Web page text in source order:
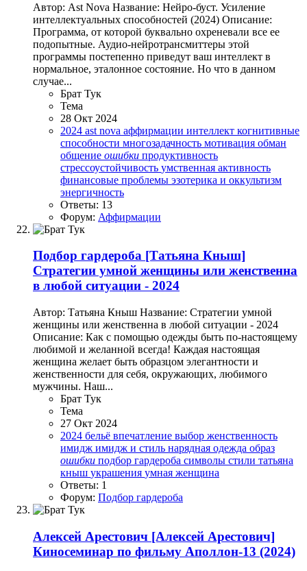
Автор: Ast Nova Название: Нейро-буст. Усиление
интеллектуальных способностей (2024) Описание:
Программа, от которой буквально охреневали все ее
подопытные. Аудио-нейротрансмиттеры этой
программы постепенно приведут ваш интеллект в
нормальное, эталонное состояние. Но что в данном
случае...
Брат Тук
Тема
28 Окт 2024
2024 ast nova аффирмации интеллект когнитивные
способности многозадачность мотивация обман
общение ошибки продуктивность
стрессоустойчивость умственная активность
финансовые проблемы эзотерика и оккультизм
энергичность
Ответы: 13
Форум: Аффирмации
Подбор гардероба [Татьяна Кныш]
Стратегии умной женщины или женственна
в любой ситуации - 2024
Автор: Татьяна Кныш Название: Стратегии умной
женщины или женственна в любой ситуации - 2024
Описание: Как с помощью одежды быть по-настоящему
любимой и желанной всегда! Каждая настоящая
женщина желает быть образцом элегантности и
женственности для себя, окружающих, любимого
мужчины. Наш...
Брат Тук
Тема
27 Окт 2024
2024 бельё впечатление выбор женственность
имидж имидж и стиль нарядная одежда образ
ошибки подбор гардероба символы стили татьяна
кныш украшения умная женщина
Ответы: 1
Форум: Подбор гардероба
Алексей Арестович [Алексей Арестович]
Киносеминар по фильму Аполлон-13 (2024)